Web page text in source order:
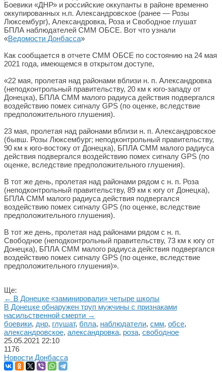
Боевики «ДНР» и российские оккупанты в районе временно
оккупированных н.п. Александровское (ранее — Розы
Люксембург), Александровка, Роза и Свободное глушат
БПЛА наблюдателей СММ ОБСЕ. Вот что узнали
«Ведомости Донбасса»
Как сообщается в отчете СММ ОБСЕ по состоянию на 24 мая
2021 года, имеющемся в открытом доступе,
«22 мая, пролетая над районами вблизи н. п. Александровка
(неподконтрольный правительству, 20 км к юго-западу от
Донецка), БПЛА СММ малого радиуса действия подвергался
воздействию помех сигналу GPS (по оценке, вследствие
предположительного глушения).
23 мая, пролетая над районами вблизи н. п. Александровское
(бывш. Розы Люксембург; неподконтрольный правительству,
90 км к юго-востоку от Донецка), БПЛА СММ малого радиуса
действия подвергался воздействию помех сигналу GPS (по
оценке, вследствие предположительного глушения).
В тот же день, пролетая над районами рядом с н. п. Роза
(неподконтрольный правительству, 89 км к югу от Донецка),
БПЛА СММ малого радиуса действия подвергался
воздействию помех сигналу GPS (по оценке, вследствие
предположительного глушения).
В тот же день, пролетая над районами рядом с н. п.
Свободное (неподконтрольный правительству, 73 км к югу от
Донецка), БПЛА СММ малого радиуса действия подвергался
воздействию помех сигналу GPS (по оценке, вследствие
предположительного глушения)».
Ще:
← В Донецке «заминировали» четыре школы
В Донецке обнаружен труп мужчины с признаками
насильственной смерти →
боевики, днр, глушат, бпла, наблюдатели, смм, обсе,
александровское, александровка, роза, свободное
25.05.2021 22:10
1176
Новости Донбасса